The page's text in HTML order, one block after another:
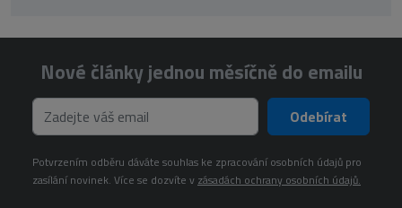
Nové články jednou měsíčně do emailu
Odebírat
Potvrzením odběru dáváte souhlas ke zpracování osobních údajů pro
zasílání novinek. Více se dozvíte v zásadách ochrany osobních údajů.